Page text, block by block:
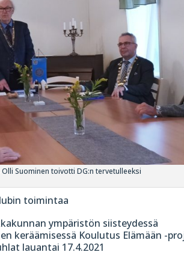
Suominen toivotti DG:n tervetulleeksi
toimintaa
ympäristön siisteydessä
keräämisessä Koulutus Elämään -
lauantai 17.4.2021